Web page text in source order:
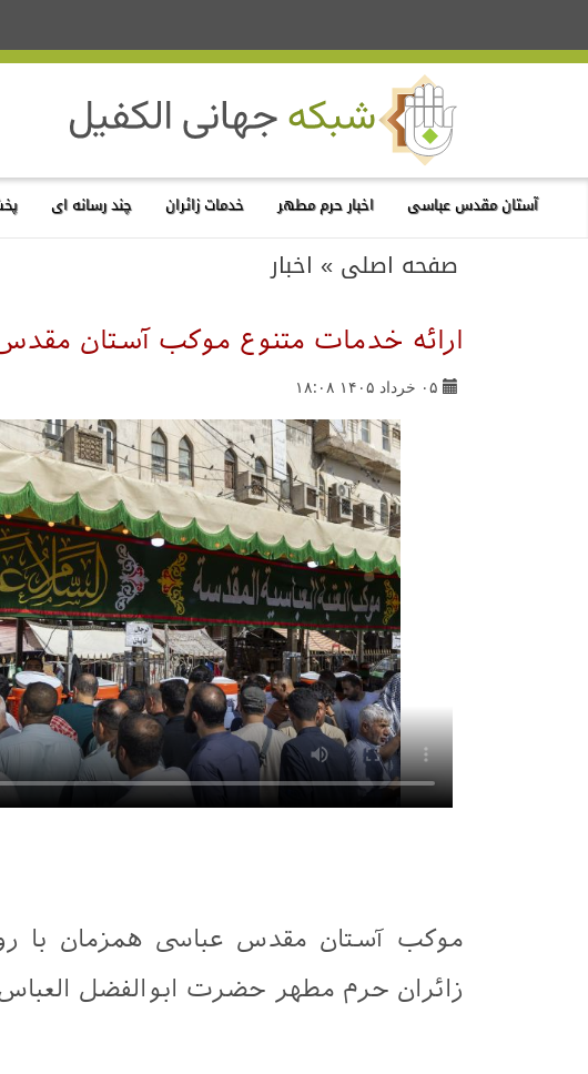
آستان مقدس عباسی اخبار حرم مطهر خدمات زائران چند رسانه ای
صفحه اصلی » اخبار
ارائه خدمات متنوع موکب آستان مقدس
۰۵ خرداد ۱۴۰۵ ۱۸:۰۸
موکب آستان مقدس عباسی همزمان با
زائران حرم مطهر حضرت ابوالفضل العباس